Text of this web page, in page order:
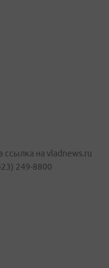
на vladnews.ru
249-8800